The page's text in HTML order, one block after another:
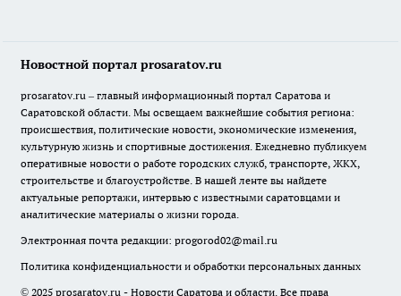
Новостной портал prosaratov.ru
prosaratov.ru – главный информационный портал Саратова и
Саратовской области. Мы освещаем важнейшие события региона:
происшествия, политические новости, экономические изменения,
культурную жизнь и спортивные достижения. Ежедневно публикуем
оперативные новости о работе городских служб, транспорте, ЖКХ,
строительстве и благоустройстве. В нашей ленте вы найдете
актуальные репортажи, интервью с известными саратовцами и
аналитические материалы о жизни города.
Электронная почта редакции: progorod02@mail.ru
Политика конфиденциальности и обработки персональных данных
© 2025 prosaratov.ru - Новости Саратова и области. Все права